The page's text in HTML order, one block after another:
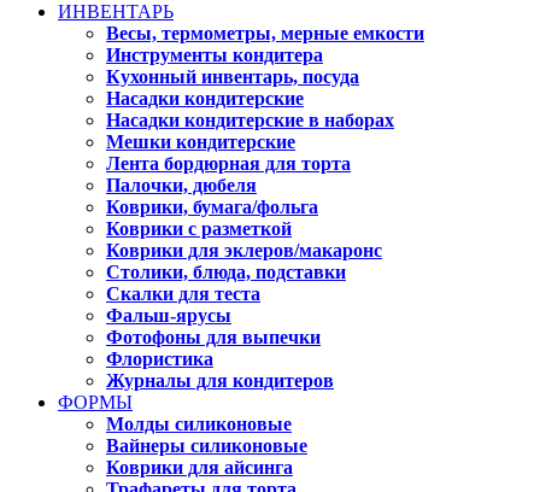
ИНВЕНТАРЬ
Весы, термометры, мерные емкости
Инструменты кондитера
Кухонный инвентарь, посуда
Насадки кондитерские
Насадки кондитерские в наборах
Мешки кондитерские
Лента бордюрная для торта
Палочки, дюбеля
Коврики, бумага/фольга
Коврики с разметкой
Коврики для эклеров/макаронс
Столики, блюда, подставки
Скалки для теста
Фальш-ярусы
Фотофоны для выпечки
Флористика
Журналы для кондитеров
ФОРМЫ
Молды силиконовые
Вайнеры силиконовые
Коврики для айсинга